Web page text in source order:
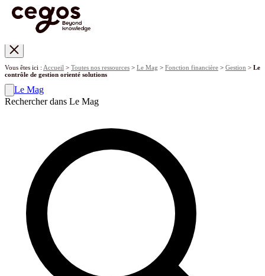
Vous êtes ici : Accueil > Toutes nos ressources > Le Mag > Fonction financière > Gestion > Le
contrôle de gestion orienté solutions
Le Mag
Rechercher dans Le Mag